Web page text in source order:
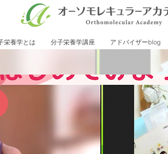
栄養学とは 分子栄養学講座 アドバイザーblog